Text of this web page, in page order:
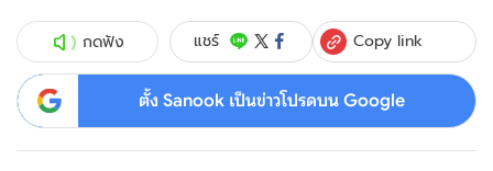
กดฟัง แชร์ Copy link
ตั้ง Sanook เป็นข่าวโปรดบน Google